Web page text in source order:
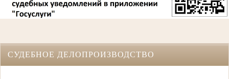
СУДЕБНОЕ ДЕЛОПРОИЗВОДСТВО